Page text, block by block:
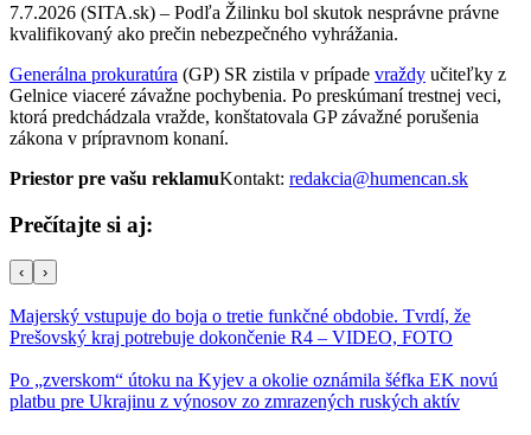
7.7.2026 (SITA.sk) – Podľa Žilinku bol skutok nesprávne právne
kvalifikovaný ako prečin nebezpečného vyhrážania.
Generálna prokuratúra (GP) SR zistila v prípade vraždy učiteľky z
Gelnice viaceré závažne pochybenia. Po preskúmaní trestnej veci,
ktorá predchádzala vražde, konštatovala GP závažné porušenia
zákona v prípravnom konaní.
Priestor pre vašu reklamuKontakt: redakcia@humencan.sk
Prečítajte si aj:
‹ ›
Majerský vstupuje do boja o tretie funkčné obdobie. Tvrdí, že
Prešovský kraj potrebuje dokončenie R4 – VIDEO, FOTO
Po „zverskom“ útoku na Kyjev a okolie oznámila šéfka EK novú
platbu pre Ukrajinu z výnosov zo zmrazených ruských aktív